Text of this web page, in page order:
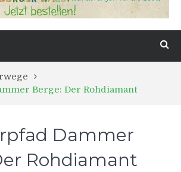
Berge: Der Rohdiamant
Dammer
Rohdiamant